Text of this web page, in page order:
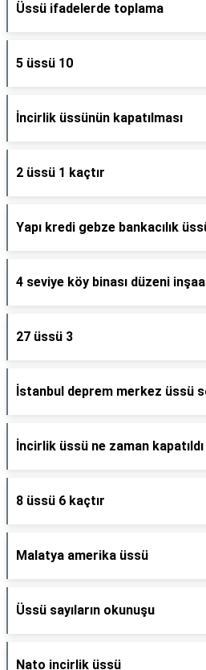
Üssü ifadelerde toplama
5 üssü 10
İncirlik üssünün kapatılması
2 üssü 1 kaçtır
Yapı kredi gebze bankacılık
4 seviye köy binası düzeni
27 üssü 3
İstanbul deprem merkez üssü
İncirlik üssü ne zaman kapatıldı
8 üssü 6 kaçtır
Malatya amerika üssü
Üssü sayıların okunuşu
Nato incirlik üssü